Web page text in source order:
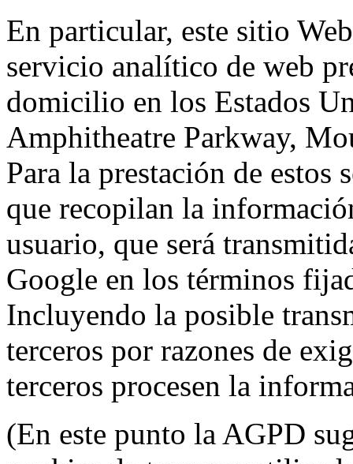
En particular, este sitio
servicio analítico de web
domicilio en los Estados
Amphitheatre Parkway,
Para la prestación de
que recopilan la
usuario, que será
Google en los términos
Incluyendo la posible
terceros por razones de
terceros procesen la
(En este punto la AGPD